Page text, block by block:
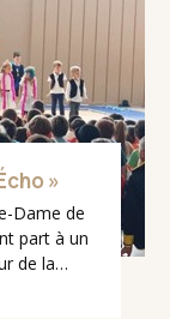
»
Dame de
part à un
de la…